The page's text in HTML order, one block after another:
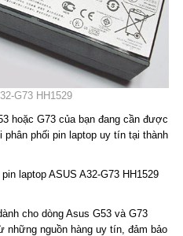
G73 HH1529
hoặc G73 của bạn đang cần được
phối pin laptop uy tín tại thành
laptop ASUS A32-G73 HH1529
cho dòng Asus G53 và G73
nguồn hàng uy tín, đảm bảo